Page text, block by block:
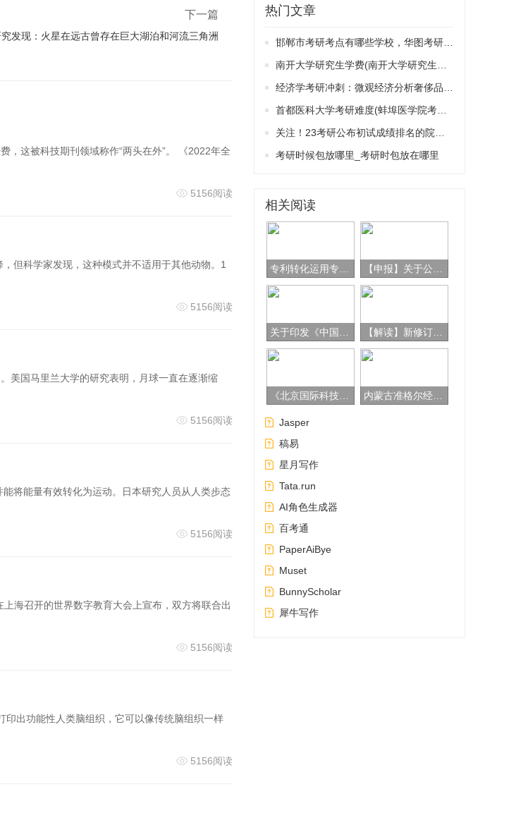
自己的生长因子，它就能永远生长。想想
有很长的路要走，但我们每天都在向它靠
统方法慢。此外，含有转基因生物（如这
下一篇
发现：火星在远古曾存在巨大湖泊和河流三角洲
，这被科技期刊领域称作“两头在外”。 《2022年全
5156阅读
但科学家发现，这种模式并不适用于其他动物。1
5156阅读
美国马里兰大学的研究表明，月球一直在逐渐缩
5156阅读
将能量有效转化为运动。日本研究人员从人类步态
5156阅读
海召开的世界数字教育大会上宣布，双方将联合出
5156阅读
出功能性人类脑组织，它可以像传统脑组织一样
5156阅读
热门文章
考研时候包放哪里_考研时包放在哪里
相关阅读
Jasper
稿易
星月写作
Tata.run
AI角色生成器
百考通
PaperAiBye
Muset
BunnyScholar
犀牛写作